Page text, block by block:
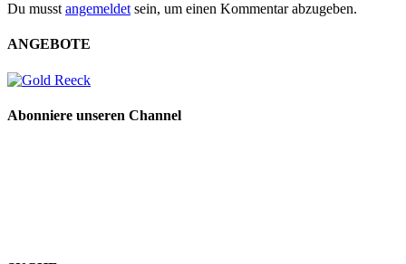
Du musst angemeldet sein, um einen Kommentar abzugeben.
ANGEBOTE
Abonniere unseren Channel